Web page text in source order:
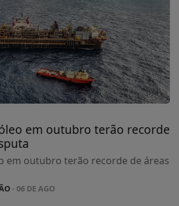
em outubro terão recorde
em outubro terão recorde de áreas
- 06 DE AGO